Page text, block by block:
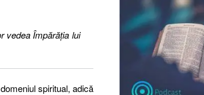
vedea Împărăţia lui
spiritual, adică